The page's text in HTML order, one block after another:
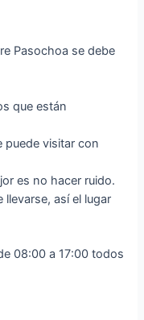
Pasochoa se debe
que están
puede visitar con
es no hacer ruido.
llevarse, así el lugar
08:00 a 17:00 todos